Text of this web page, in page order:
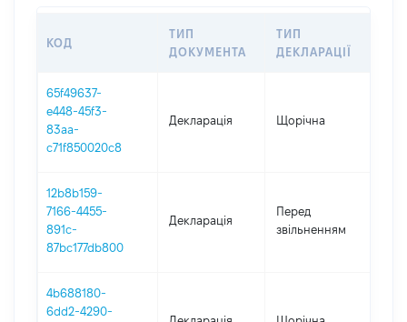
КОД
ТИП
ДОКУМЕНТА
ТИП
ДЕКЛАРАЦІЇ
65f49637-
e448-45f3-
83aa-
c71f850020c8
Декларація Щорічна
12b8b159-
7166-4455-
891c-
87bc177db800
Декларація
Перед
звільненням
4b688180-
6dd2-4290-